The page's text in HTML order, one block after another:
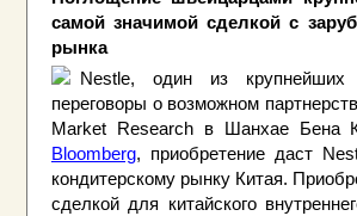
самой значимой сделкой с
рынка
Nestle, один из крупнейших
переговоры о возможном
Market Research в Шанхае Бена
Bloomberg, приобретение даст
кондитерскому рынку Китая.
сделкой для китайского